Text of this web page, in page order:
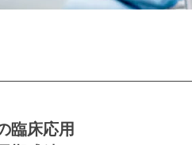
臨床応用